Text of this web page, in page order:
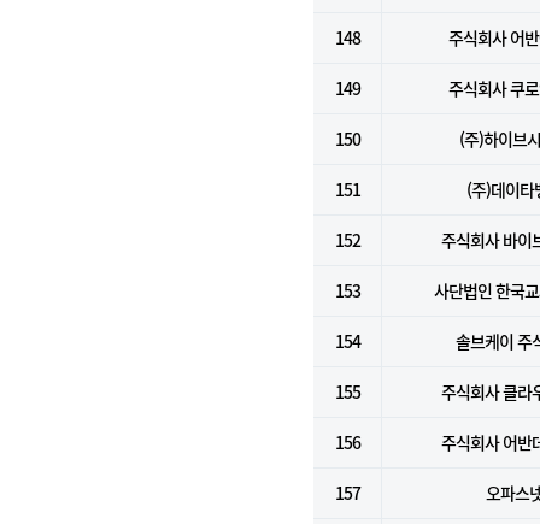
148 주식회사 어
149 주식회사 쿠
150 (주)하이브
151 (주)데이타
152 주식회사 바이
153 사단법인 한국
154 솔브케이 주
155 주식회사 클라
156 주식회사 어반
157 오파스